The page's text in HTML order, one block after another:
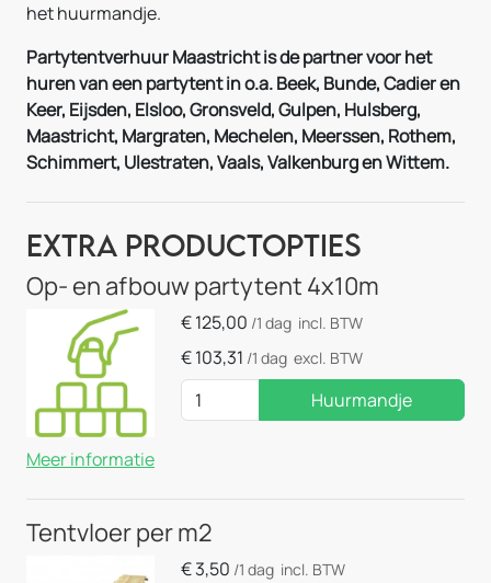
het huurmandje.
Partytentverhuur Maastricht is de partner voor het
huren van een partytent in o.a. Beek, Bunde, Cadier en
Keer, Eijsden, Elsloo, Gronsveld, Gulpen, Hulsberg,
Maastricht, Margraten, Mechelen, Meerssen, Rothem,
Schimmert, Ulestraten, Vaals, Valkenburg en Wittem.
Extra Productopties
Op- en afbouw partytent 4x10m
€125,00 /1 dag incl. BTW
€103,31 /1 dag excl. BTW
Huurmandje
Meer informatie
Tentvloer per m2
€3,50 /1 dag incl. BTW